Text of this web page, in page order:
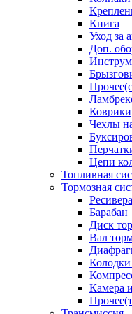
Книга
Уход за
Доп.
Коврики
Чехлы
Цепи
Топливная
Тормозная
Ресивера
Барабан
Диск
Вал
Камера